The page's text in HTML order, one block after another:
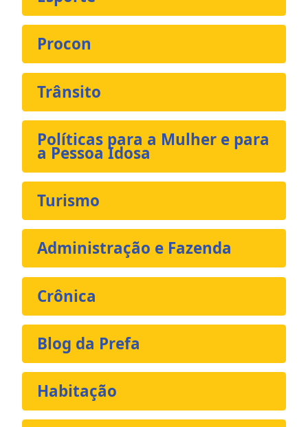
Procon
Trânsito
Políticas para a Mulher e para
a Pessoa Idosa
Turismo
Administração e Fazenda
Crônica
Blog da Prefa
Habitação